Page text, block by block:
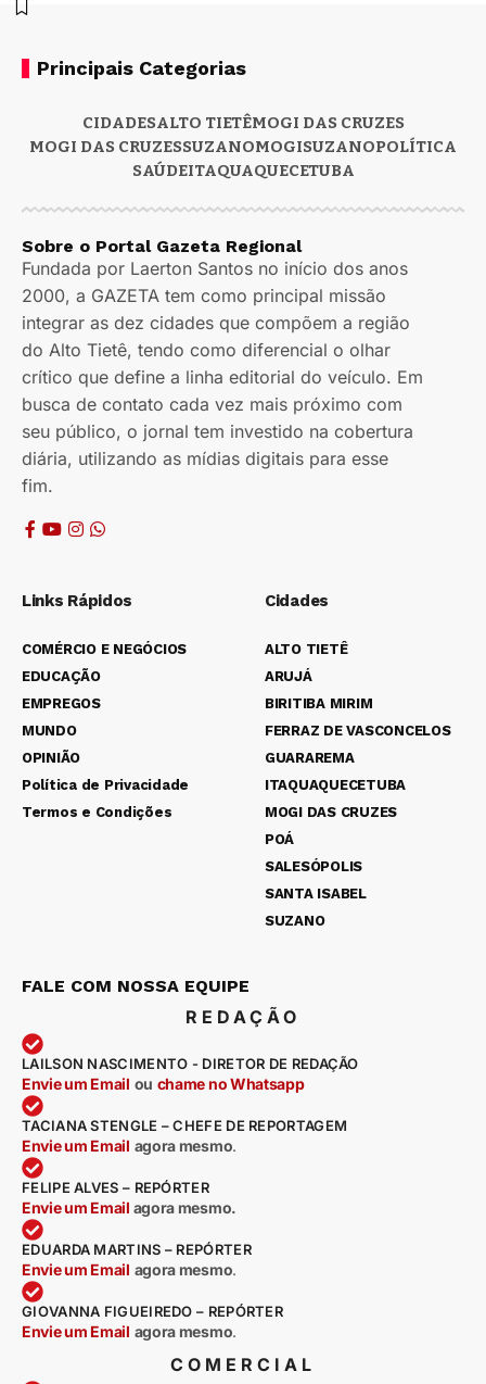
Principais Categorias
CIDADESALTO TIETÊMOGI DAS CRUZES
MOGI DAS CRUZESSUZANOMOGISUZANOPOLÍTICA
SAÚDEITAQUAQUECETUBA
Sobre o Portal Gazeta Regional
Fundada por Laerton Santos no início dos anos
2000, a GAZETA tem como principal missão
integrar as dez cidades que compõem a região
do Alto Tietê, tendo como diferencial o olhar
crítico que define a linha editorial do veículo. Em
busca de contato cada vez mais próximo com
seu público, o jornal tem investido na cobertura
diária, utilizando as mídias digitais para esse
fim.
Links Rápidos
COMÉRCIO E NEGÓCIOS
EDUCAÇÃO
EMPREGOS
MUNDO
OPINIÃO
Política de Privacidade
Termos e Condições
Cidades
ALTO TIETÊ
ARUJÁ
BIRITIBA MIRIM
FERRAZ DE VASCONCELOS
GUARAREMA
ITAQUAQUECETUBA
MOGI DAS CRUZES
POÁ
SALESÓPOLIS
SANTA ISABEL
SUZANO
FALE COM NOSSA EQUIPE
REDAÇÃO
LAILSON NASCIMENTO - DIRETOR DE REDAÇÃO
Envie um Email ou chame no Whatsapp
TACIANA STENGLE – CHEFE DE REPORTAGEM
Envie um Email agora mesmo.
FELIPE ALVES – REPÓRTER
Envie um Email agora mesmo.
EDUARDA MARTINS – REPÓRTER
Envie um Email agora mesmo.
GIOVANNA FIGUEIREDO – REPÓRTER
Envie um Email agora mesmo.
COMERCIAL